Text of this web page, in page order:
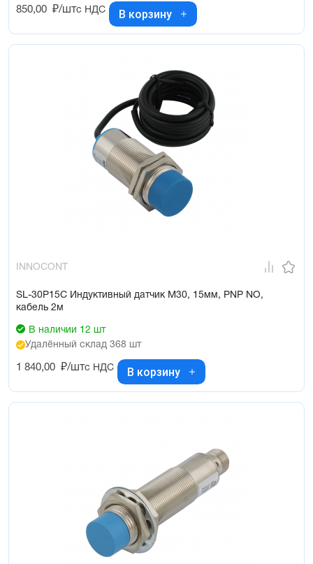
850,00 ₽/штс НДС В корзину
INNOCONT
SL-30P15C Индуктивный датчик М30, 15мм, PNP NO,
кабель 2м
В наличии 12 шт
Удалённый склад 368 шт
1 840,00 ₽/штс НДС В корзину